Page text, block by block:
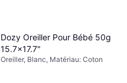
Dozy Oreiller Pour Bébé 50g
15.7x17.7"
Oreiller, Blanc, Matériau: Coton